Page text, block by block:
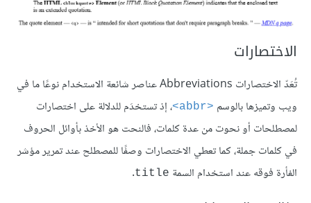
الاختصارات
تُعَدّ الاختصارات Abbreviations عناصر شائعة الاستخدام نوعًا ما في
ويب وتميزها بالوسم <abbr>
، إذ تستخدَم للدلالة على اختصارات
لمصطلحات أو نحوت من عدة كلمات، فالنحت هو الأخذ بأوائل الحروف
في كلمات جملة، كما تعطي الاختصارات وصفًا للمصطلح عند تمرير مؤشر
الفأرة فوقه عند استخدام السمة title
.